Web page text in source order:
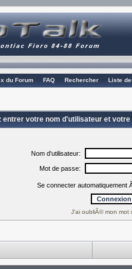
du Forum FAQ Rechercher Liste
entrer votre nom d'utilisateur et
Nom d'utilisateur:
Mot de passe:
Se connecter automatiquement
J'ai oubliÃ© mon mot